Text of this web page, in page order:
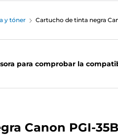
y tóner Cartucho de tinta negra
para comprobar la
Canon PGI-